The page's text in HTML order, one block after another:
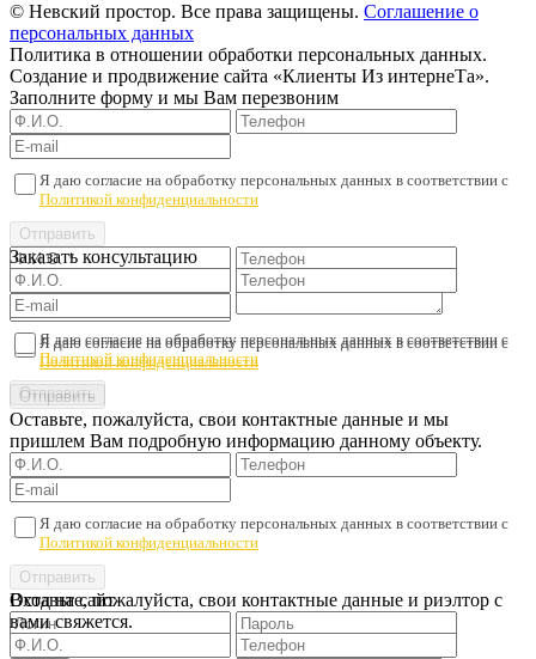
© Невский простор. Все права защищены. Соглашение о
персональных данных
Политика в отношении обработки персональных данных.
Создание и продвижение сайта «Клиенты Из интернеТа».
Заполните форму и мы Вам перезвоним
Я даю согласие на обработку персональных данных в соответствии с
Политикой конфиденциальности
Заказать консультацию
Я даю согласие на обработку персональных данных в соответствии с
Политикой конфиденциальности
Я даю согласие на обработку персональных данных в соответствии с
Политикой конфиденциальности
Оставьте, пожалуйста, свои контактные данные и мы
пришлем Вам подробную информацию данному объекту.
Я даю согласие на обработку персональных данных в соответствии с
Политикой конфиденциальности
Оставьте, пожалуйста, свои контактные данные и риэлтор с
вами свяжется.
Вход на сайт